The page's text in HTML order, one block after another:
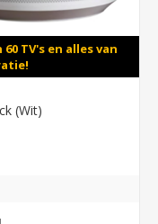
TV's en alles van
(Wit)